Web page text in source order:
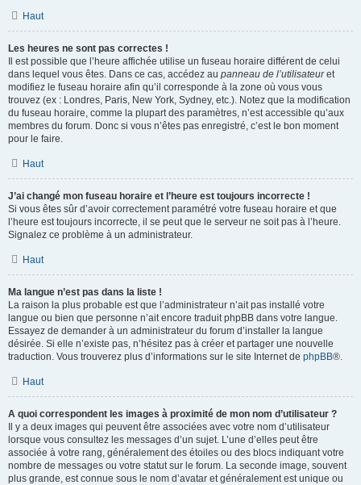
Haut
Les heures ne sont pas correctes !
Il est possible que l’heure affichée utilise un fuseau horaire différent de celui
dans lequel vous êtes. Dans ce cas, accédez au panneau de l’utilisateuret
modifiez le fuseau horaire afin qu’il corresponde à la zone où vous vous
trouvez (ex : Londres, Paris, New York, Sydney, etc.). Notez que la modification
du fuseau horaire, comme la plupart des paramètres, n’est accessible qu’aux
membres du forum. Donc si vous n’êtes pas enregistré, c’est le bon moment
pour le faire.
Haut
J’ai changé mon fuseau horaire et l’heure est toujours incorrecte !
Si vous êtes sûr d’avoir correctement paramétré votre fuseau horaire et que
l’heure est toujours incorrecte, il se peut que le serveur ne soit pas à l’heure.
Signalez ce problème à un administrateur.
Haut
Ma langue n’est pas dans la liste !
La raison la plus probable est que l’administrateur n’ait pas installé votre
langue ou bien que personne n’ait encore traduit phpBB dans votre langue.
Essayez de demander à un administrateur du forum d’installer la langue
désirée. Si elle n’existe pas, n’hésitez pas à créer et partager une nouvelle
traduction. Vous trouverez plus d’informations sur le site Internet de phpBB®.
Haut
A quoi correspondent les images à proximité de mon nom d’utilisateur ?
Il y a deux images qui peuvent être associées avec votre nom d’utilisateur
lorsque vous consultez les messages d’un sujet. L’une d’elles peut être
associée à votre rang, généralement des étoiles ou des blocs indiquant votre
nombre de messages ou votre statut sur le forum. La seconde image, souvent
plus grande, est connue sous le nom d’avatar et généralement est unique ou